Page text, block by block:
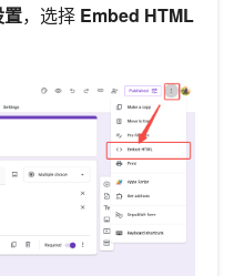
置，选择 Embed HTML